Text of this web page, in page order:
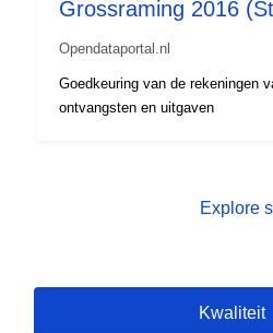
Grossraming 2016
Opendataportal.nl
Goedkeuring van de rekeningen
ontvangsten en uitgaven
Explore
Kwaliteit